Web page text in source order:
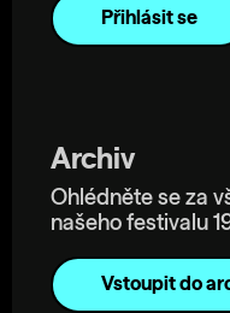
Archiv
Ohlédněte se za
našeho festivalu
Vstoupit do